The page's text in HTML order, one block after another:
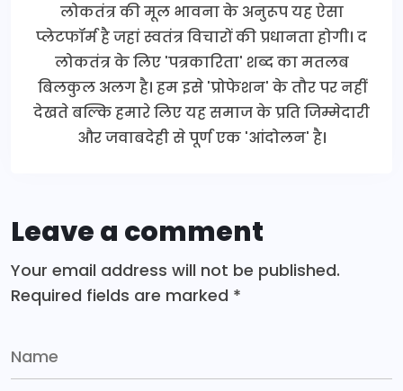
लोकतंत्र की मूल भावना के अनुरूप यह ऐसा
प्लेटफॉर्म है जहां स्वतंत्र विचारों की प्रधानता होगी। द
लोकतंत्र के लिए 'पत्रकारिता' शब्द का मतलब
बिलकुल अलग है। हम इसे 'प्रोफेशन' के तौर पर नहीं
देखते बल्कि हमारे लिए यह समाज के प्रति जिम्मेदारी
और जवाबदेही से पूर्ण एक 'आंदोलन' है।
Leave a comment
Your email address will not be published.
Required fields are marked *